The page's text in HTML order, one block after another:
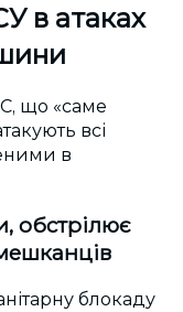
в атаках
що «саме
всі
в
обстрілює
блокаду